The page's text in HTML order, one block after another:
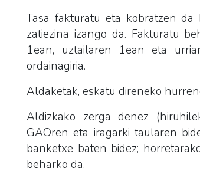
Tasa fakturatu eta kobratzen
zatiezina izango da. Fakturatu
1ean, uztailaren 1ean eta
ordainagiria.
Aldaketak, eskatu direneko
Aldizkako zerga denez
GAOren eta iragarki taularen
banketxe baten bidez;
beharko da.